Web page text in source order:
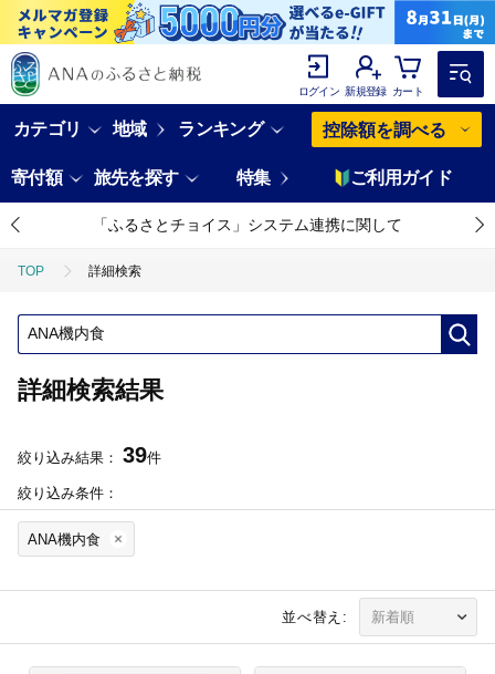
ログイン 新規登録 カート
カテゴリ 地域 ランキング 控除額を調べる
寄付額 旅先を探す 特集 ご利用ガイド
「ふるさとチョイス」システム連携に関して
TOP 詳細検索
詳細検索結果
絞り込み結果： 39件
絞り込み条件：
ANA機内食
並べ替え: